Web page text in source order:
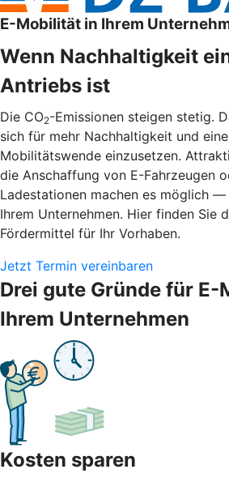
E-Mobilität in Ihrem
Wenn Nachhaltigkeit
Antriebs ist
Die CO2-Emissionen steigen stetig.
sich für mehr Nachhaltigkeit und
Mobilitätswende einzusetzen.
die Anschaffung von E-Fahrzeugen
Ladestationen machen es möglich —
Ihrem Unternehmen. Hier finden Sie
Fördermittel für Ihr Vorhaben.
Jetzt Termin vereinbaren
Drei gute Gründe für
Ihrem Unternehmen
Kosten sparen